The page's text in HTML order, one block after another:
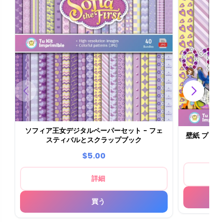
ソフィア王女デジタルペーパーセット - フェ
スティバルとスクラップブック
$5.00
詳細
買う
壁紙 プリ